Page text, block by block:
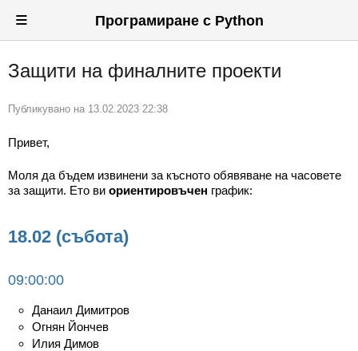
Вход
Регистрация
Новини
Материали
Задачи
Предизвикателства
Потребители
≡ Програмиране с Python
Защити на финалните проекти
Публикувано на 13.02.2023 22:38
Привет,
Моля да бъдем извинени за късното обявяване на часовете
за защити. Ето ви ориентировъчен график:
18.02 (събота)
09:00:00
Данаил Димитров
Огнян Йончев
Илия Димов